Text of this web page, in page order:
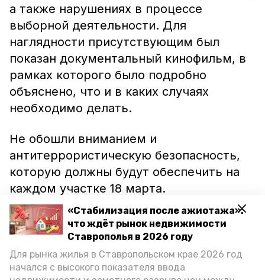
«Стабилизация после ажиотажа»:
что ждёт рынок недвижимости
Ставрополья в 2026 году
Для рынка жилья в Ставропольском крае 2026 год
начался с высокого показателя ввода
а также нарушениях в процессе
выборной деятельности. Для
наглядности присутствующим был
показан документальный кинофильм, в
рамках которого было подробно
объяснено, что и в каких случаях
необходимо делать.
Не обошли вниманием и
антитеррористическую безопасность,
которую должны будут обеспечить на
каждом участке 18 марта.
В администрации напомнили, что в день
голосования на выборах Президента
Российской Федерации в округе будут
действовать шестьдесят семь